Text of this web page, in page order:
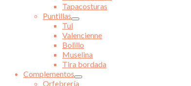
Tapacosturas
Puntillas
Tul
Valencienne
Bolillo
Muselina
Tira bordada
Complementos
Orfebrería